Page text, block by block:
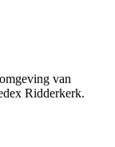
van
Ridderkerk.